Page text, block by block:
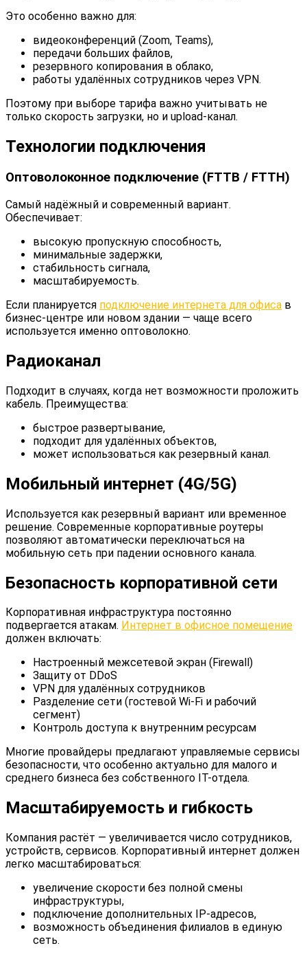
Это особенно важно для:
видеоконференций (Zoom, Teams),
передачи больших файлов,
резервного копирования в облако,
работы удалённых сотрудников через VPN.
Поэтому при выборе тарифа важно учитывать не
только скорость загрузки, но и upload-канал.
Технологии подключения
Оптоволоконное подключение (FTTB / FTTH)
Самый надёжный и современный вариант.
Обеспечивает:
высокую пропускную способность,
минимальные задержки,
стабильность сигнала,
масштабируемость.
Если планируется подключение интернета для офиса в
бизнес-центре или новом здании — чаще всего
используется именно оптоволокно.
Радиоканал
Подходит в случаях, когда нет возможности проложить
кабель. Преимущества:
быстрое развертывание,
подходит для удалённых объектов,
может использоваться как резервный канал.
Мобильный интернет (4G/5G)
Используется как резервный вариант или временное
решение. Современные корпоративные роутеры
позволяют автоматически переключаться на
мобильную сеть при падении основного канала.
Безопасность корпоративной сети
Корпоративная инфраструктура постоянно
подвергается атакам. Интернет в офисное помещение
должен включать:
Настроенный межсетевой экран (Firewall)
Защиту от DDoS
VPN для удалённых сотрудников
Разделение сети (гостевой Wi-Fi и рабочий
сегмент)
Контроль доступа к внутренним ресурсам
Многие провайдеры предлагают управляемые сервисы
безопасности, что особенно актуально для малого и
среднего бизнеса без собственного IT-отдела.
Масштабируемость и гибкость
Компания растёт — увеличивается число сотрудников,
устройств, сервисов. Корпоративный интернет должен
легко масштабироваться:
увеличение скорости без полной смены
инфраструктуры,
подключение дополнительных IP-адресов,
возможность объединения филиалов в единую
сеть.